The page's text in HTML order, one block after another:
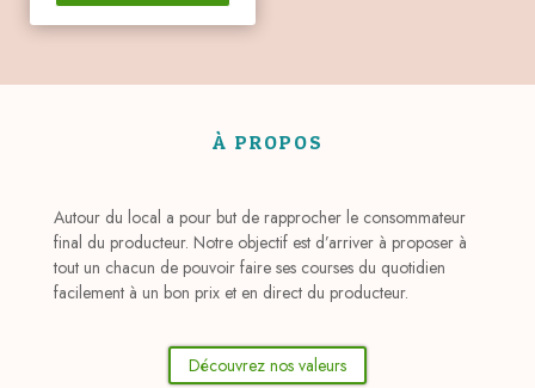
À PROPOS
Autour du local a pour but de rapprocher le consommateur
final du producteur. Notre objectif est d’arriver à proposer à
tout un chacun de pouvoir faire ses courses du quotidien
facilement à un bon prix et en direct du producteur.
Découvrez nos valeurs